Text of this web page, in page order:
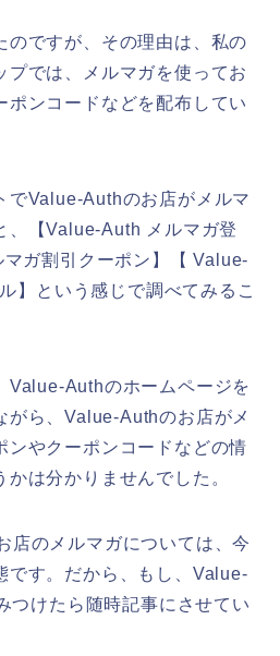
のですが、その理由は、私の
プでは、メルマガを使ってお
ポンコードなどを配布してい
でValue-Authのお店がメルマ
、【Value-Auth メルマガ登
ガ割引クーポン】【 Value-
】という感じで調べてみるこ
Value-Authのホームページを
がら、Value-Authのお店がメ
ンやクーポンコードなどの情
は分かりませんでした。
店のメルマガについては、今
です。だから、もし、Value-
つけたら随時記事にさせてい